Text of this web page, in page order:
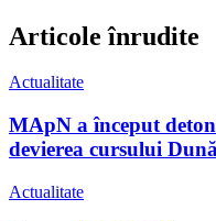
Articole înrudite
Actualitate
MApN a început
devierea cursului
Actualitate